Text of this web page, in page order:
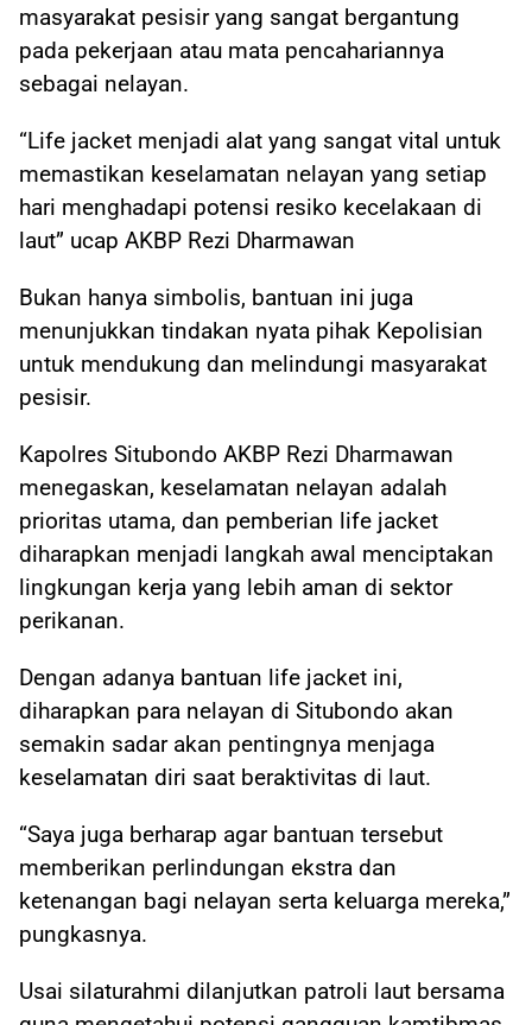
masyarakat pesisir yang sangat bergantung
pada pekerjaan atau mata pencahariannya
sebagai nelayan.
“Life jacket menjadi alat yang sangat vital untuk
memastikan keselamatan nelayan yang setiap
hari menghadapi potensi resiko kecelakaan di
laut” ucap AKBP Rezi Dharmawan
Bukan hanya simbolis, bantuan ini juga
menunjukkan tindakan nyata pihak Kepolisian
untuk mendukung dan melindungi masyarakat
pesisir.
Kapolres Situbondo AKBP Rezi Dharmawan
menegaskan, keselamatan nelayan adalah
prioritas utama, dan pemberian life jacket
diharapkan menjadi langkah awal menciptakan
lingkungan kerja yang lebih aman di sektor
perikanan.
Dengan adanya bantuan life jacket ini,
diharapkan para nelayan di Situbondo akan
semakin sadar akan pentingnya menjaga
keselamatan diri saat beraktivitas di laut.
“Saya juga berharap agar bantuan tersebut
memberikan perlindungan ekstra dan
ketenangan bagi nelayan serta keluarga mereka,”
pungkasnya.
Usai silaturahmi dilanjutkan patroli laut bersama